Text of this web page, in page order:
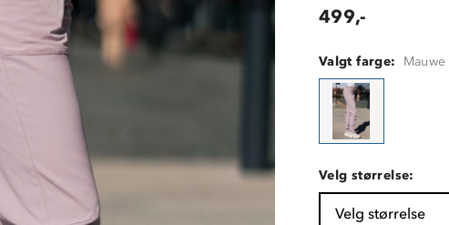
499,-
Valgt farge:
Velg størrelse:
Velg størrelse